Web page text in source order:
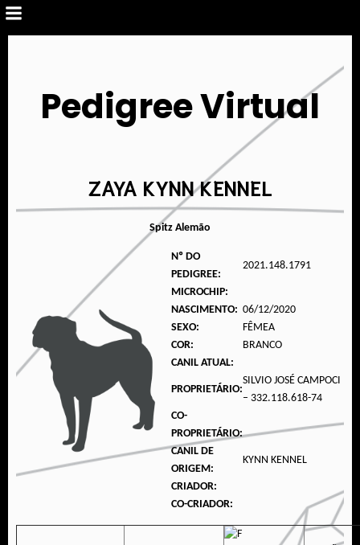
Pedigree Virtual
ZAYA KYNN KENNEL
Spitz Alemão
Nº DO
PEDIGREE:
2021.148.1791
MICROCHIP:
NASCIMENTO: 06/12/2020
SEXO:
FÊMEA
COR:
BRANCO
CANIL ATUAL:
PROPRIETÁRIO:
SILVIO JOSÉ CAMPOCI
– 332.118.618-74
CO-
PROPRIETÁRIO:
CANIL DE
ORIGEM:
KYNN KENNEL
CRIADOR:
CO-CRIADOR: